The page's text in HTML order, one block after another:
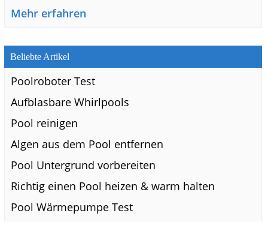
Mehr erfahren
Beliebte Artikel
Poolroboter Test
Aufblasbare Whirlpools
Pool reinigen
Algen aus dem Pool entfernen
Pool Untergrund vorbereiten
Richtig einen Pool heizen & warm halten
Pool Wärmepumpe Test